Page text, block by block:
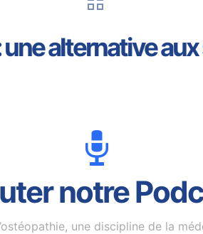
alternative
notre
une discipline de la